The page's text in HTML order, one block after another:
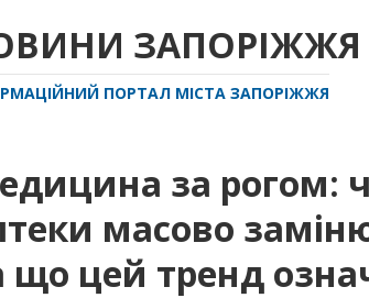
ЗАПОРІЖЖЯ
ПОРТАЛ МІСТА ЗАПОРІЖЖЯ
за рогом:
масово
що цей тренд